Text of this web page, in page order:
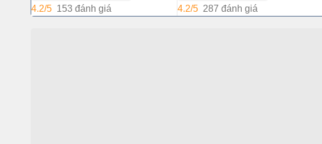
4.2/5 153 đánh giá
4.2/5 287 đánh giá